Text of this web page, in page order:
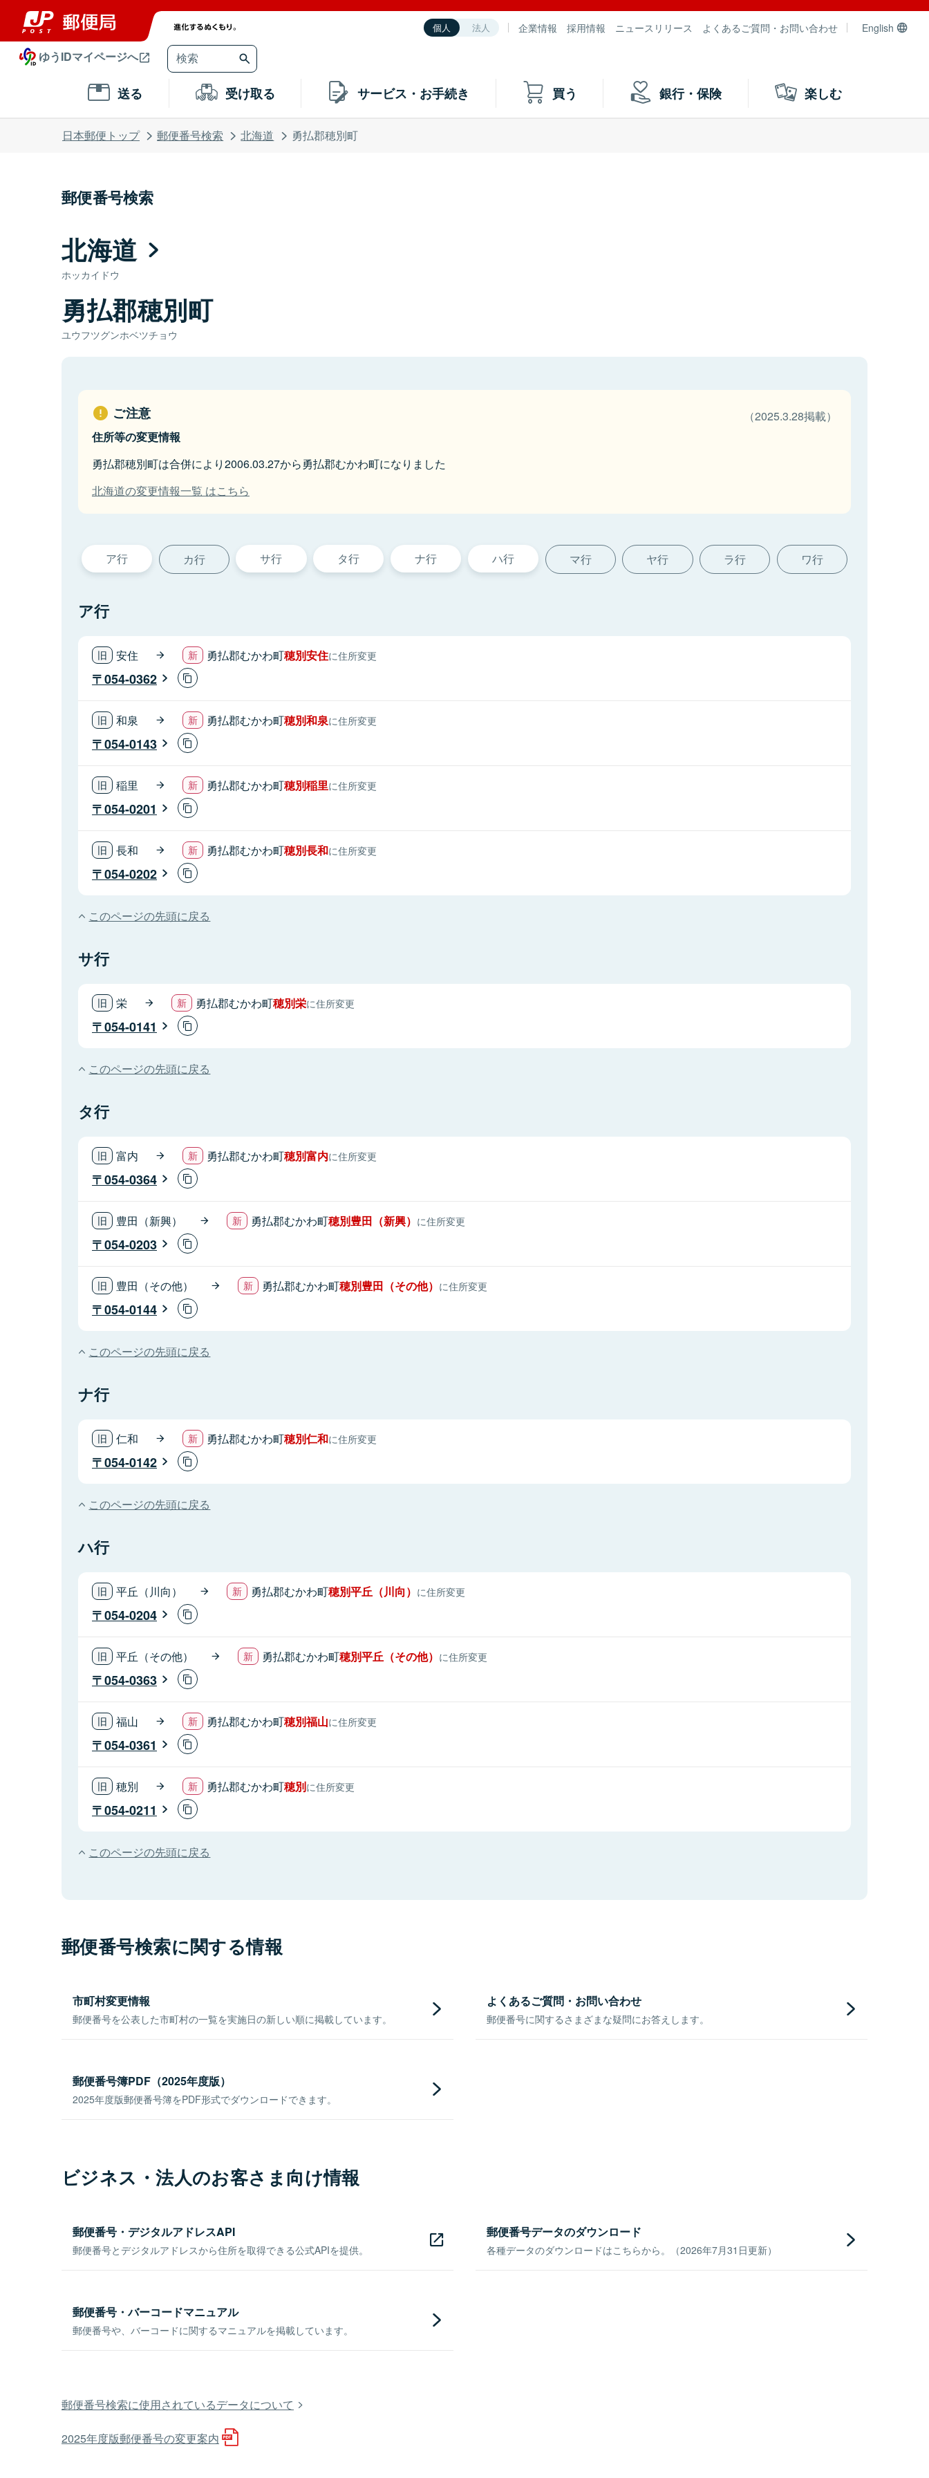
個人 法人 企業情報 採用情報 ニュースリリース よくあるご質問・お問い合わせ English
ゆうIDマイページへ
送る 受け取る サービス・お手続き 買う 銀行・保険 楽しむ
日本郵便トップ 郵便番号検索 北海道 勇払郡穂別町
郵便番号検索
北海道
ホッカイドウ
勇払郡穂別町
ユウフツグンホベツチョウ
ご注意
（2025.3.28掲載）
住所等の変更情報
勇払郡穂別町は合併により2006.03.27から勇払郡むかわ町になりました
北海道の変更情報一覧 はこちら
ア行 カ行 サ行 タ行 ナ行 ハ行 マ行 ヤ行 ラ行 ワ行
ア行
安住 勇払郡むかわ町穂別安住に住所変更
054-0362
和泉 勇払郡むかわ町穂別和泉に住所変更
054-0143
稲里 勇払郡むかわ町穂別稲里に住所変更
054-0201
長和 勇払郡むかわ町穂別長和に住所変更
054-0202
このページの先頭に戻る
サ行
栄 勇払郡むかわ町穂別栄に住所変更
054-0141
このページの先頭に戻る
タ行
富内 勇払郡むかわ町穂別富内に住所変更
054-0364
豊田（新興） 勇払郡むかわ町穂別豊田（新興） に住所変更
054-0203
豊田（その他） 勇払郡むかわ町穂別豊田（その他） に住所変更
054-0144
このページの先頭に戻る
ナ行
仁和 勇払郡むかわ町穂別仁和に住所変更
054-0142
このページの先頭に戻る
ハ行
平丘（川向） 勇払郡むかわ町穂別平丘（川向） に住所変更
054-0204
平丘（その他） 勇払郡むかわ町穂別平丘（その他） に住所変更
054-0363
福山 勇払郡むかわ町穂別福山に住所変更
054-0361
穂別 勇払郡むかわ町穂別に住所変更
054-0211
このページの先頭に戻る
郵便番号検索に関する情報
市町村変更情報
郵便番号を公表した市町村の一覧を実施日の新しい順に掲載しています。
よくあるご質問・お問い合わせ
郵便番号に関するさまざまな疑問にお答えします。
郵便番号簿PDF（2025年度版）
2025年度版郵便番号簿をPDF形式でダウンロードできます。
ビジネス・法人のお客さま向け情報
郵便番号・デジタルアドレスAPI
郵便番号とデジタルアドレスから住所を取得できる公式APIを提供。
郵便番号データのダウンロード
各種データのダウンロードはこちらから。（2026年7月31日更新）
郵便番号・バーコードマニュアル
郵便番号や、バーコードに関するマニュアルを掲載しています。
郵便番号検索に使用されているデータについて
2025年度版郵便番号の変更案内